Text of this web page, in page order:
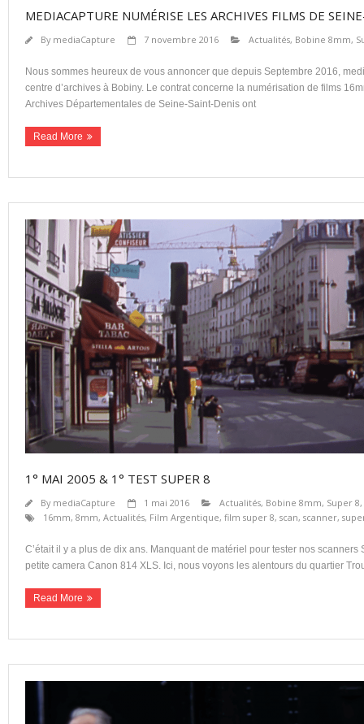
MEDIACAPTURE NUMÉRISE LES ARCHIVES FILMS DE
By mediaCapture 7 novembre 2016 Actualités, Bobine 8mm,
Nous sommes heureux de vous annoncer que depuis Septembre 2016,
centre d’archives à Bobiny. Le contrat concerne la numérisation de films
Archives Départementales de Seine-Saint-Denis ont
Read More
1° MAI 2005 & 1° TEST SUPER 8
By mediaCapture 1 mai 2016 Actualités, Bobine 8mm, Super
16mm, 8mm, Actualités, Film Argentique, film super 8, scan, scanner,
C’était il y a plus de dix ans. Manquant de matériel pour tester nos
petite camera Canon 814 XLS. Ici, nous voyons les alentours du quartier
Read More